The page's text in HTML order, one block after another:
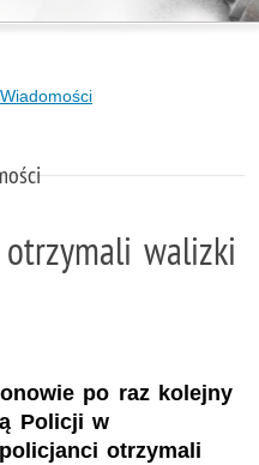
Wiadomości
walizki
po raz kolejny
Policji w
otrzymali